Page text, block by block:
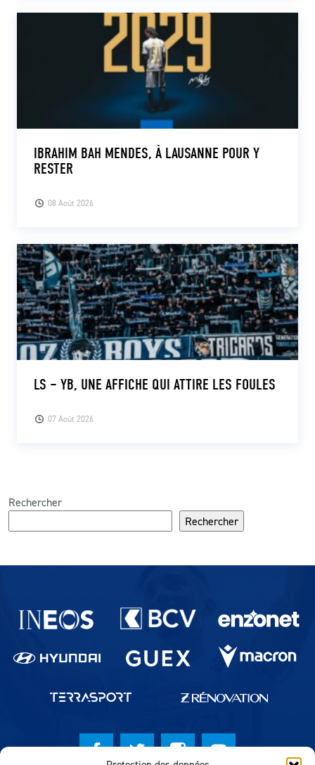
08 Août 2026
IBRAHIM BAH MENDES, À LAUSANNE POUR Y
RESTER
07 Août 2026
LS – YB, UNE AFFICHE QUI ATTIRE LES FOULES
Rechercher
Rechercher
Partenaires du lausanne-Sport